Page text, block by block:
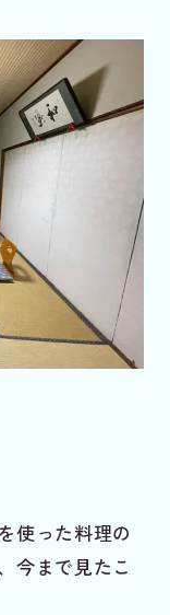
使った料理の
今まで見たこ